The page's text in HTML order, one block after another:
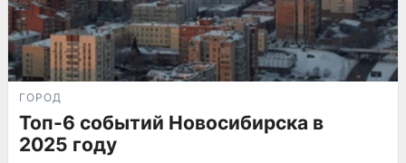
ГОРОД
Топ-6 событий Новосибирска в
2025 году